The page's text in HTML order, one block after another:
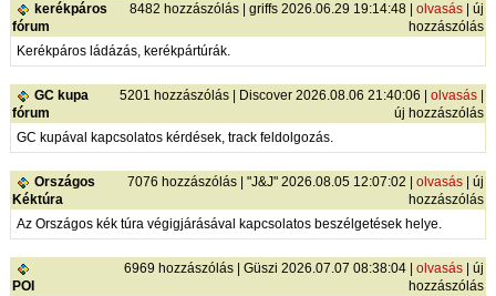
kerékpáros
fórum
8482 hozzászólás | griffs 2026.06.29 19:14:48 |olvasás |új
hozzászólás
Kerékpáros ládázás, kerékpártúrák.
GC kupa
fórum
5201 hozzászólás | Discover 2026.08.06 21:40:06 |olvasás
új hozzászólás
GC kupával kapcsolatos kérdések, track feldolgozás.
Országos
Kéktúra
7076 hozzászólás | "J&J" 2026.08.05 12:07:02 |olvasás |új
hozzászólás
Az Országos kék túra végigjárásával kapcsolatos beszélgetések helye.
POI
6969 hozzászólás | Güszi 2026.07.07 08:38:04 |olvasás |új
hozzászólás